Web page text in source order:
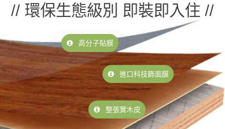
// 環保生態級別 即裝即入住 //
高分子貼膜
進口科技飾面膜
整張實木皮